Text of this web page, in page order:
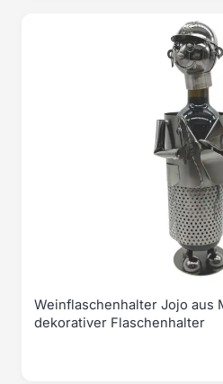
Weinflaschenhalter Jojo aus
dekorativer Flaschenhalter